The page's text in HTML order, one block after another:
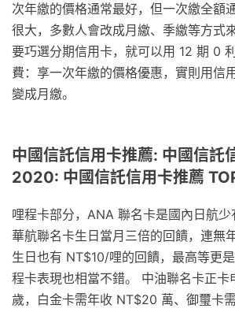
次年繳的價格通常最好，但一次繳全額
很大，多數人會改成月繳、季繳等方式
要巧選分期信用卡，就可以用 12 期 0
費：享一次年繳的價格優惠，實則用信
變成月繳。
中國信託信用卡推薦: 中國信託
2020: 中國信託信用卡推薦
哩程卡部分，ANA 聯名卡是國內日航少
華航聯名卡生日當月三倍的回饋，連無
生日也有 NT$10/哩的回饋，最高等更
程卡表現也相當不錯。 中油聯名卡正卡
歲，白金卡需年收 NT$20 萬、御璽卡